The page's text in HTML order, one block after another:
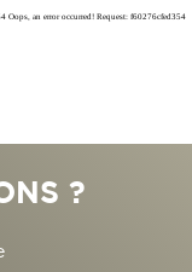
Oops, an error occurred! Request: f60276cfed354
?